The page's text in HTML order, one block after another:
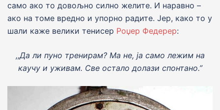
само ако то довољно силно желите. И наравно –
ако на томе вредно и упорно радите. Jер, како то у
шали каже велики тенисер Роџер Федерер:
,,Да ли пуно тренирам? Ма не, jа само лежим на
каучу и уживам. Све остало долази спонтано.”